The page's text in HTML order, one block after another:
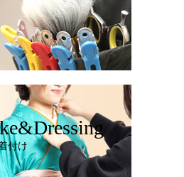
付け